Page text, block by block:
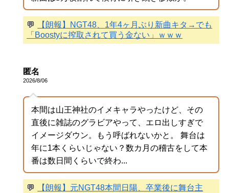
💬
【朗報】NGT48、1年4ヶ月ぶり新曲キタ→でも
「Boostyに搾取されて買う金ない」ｗｗｗ
匿名
2026/8/06
本間は山王神社のイメキャラやったけど、その
直後に雑誌のグラビアやって、エロ出しすぎで
イメージダウン。もう呼ばれないかと。 舞台は
年に1本くらいじゃない？数カ月の稽古をして本
番は数日間くらいで終わ...
💬
【朗報】元NGT48本間日陽、卒業後に舞台主